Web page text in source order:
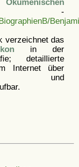
Ökumenischen
verzeichnet das
in der
detaillierte
Internet über